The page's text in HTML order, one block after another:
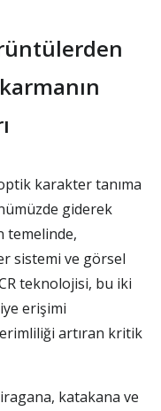
karakter tanıma
giderek
temelinde,
sistemi ve görsel
teknolojisi, bu iki
erişimi
artıran kritik
katakana ve